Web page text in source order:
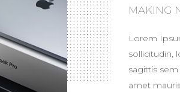
MAKING
Lorem
sollicitudin,
sagittis
amet